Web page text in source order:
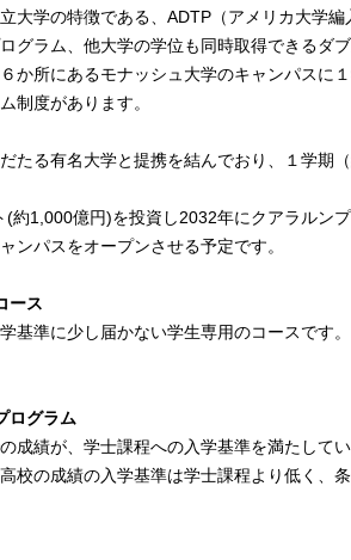
大学の特徴である、ADTP（アメリカ大学
グラム、他大学の学位も同時取得できるダ
か所にあるモナッシュ大学のキャンパスに
制度があります。
たる有名大学と提携を結んでおり、１学期
(約1,000億円)を投資し2032年にクアラルン
ンパスをオープンさせる予定です。
ース
基準に少し届かない学生専用のコースです
ログラム
成績が、学士課程への入学基準を満たして
校の成績の入学基準は学士課程より低く、